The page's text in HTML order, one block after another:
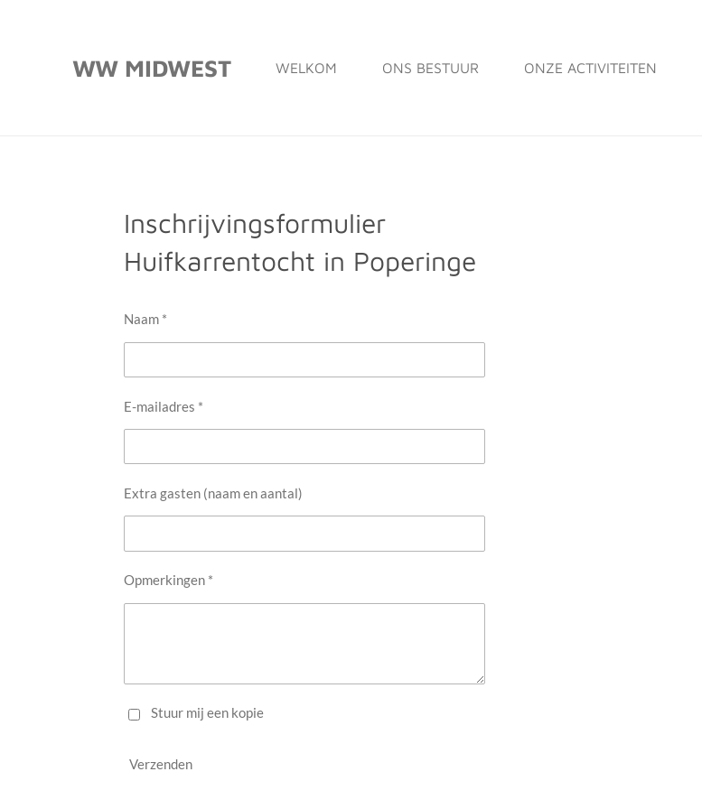
WW MIDWEST WELKOM ONS BESTUUR ONZE ACTIVITEITEN
Inschrijvingsformulier
Huifkarrentocht in Poperinge
Naam *
E-mailadres *
Extra gasten (naam en aantal)
Opmerkingen *
Stuur mij een kopie
Verzenden